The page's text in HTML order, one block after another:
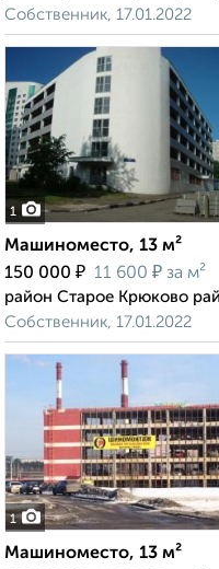
Собственник, 17.01.2022
1
Машиноместо, 13 м²
150 000 ₽ 11 600 ₽ за м²
район Старое Крюково
Собственник, 17.01.2022
1
Машиноместо, 13 м²